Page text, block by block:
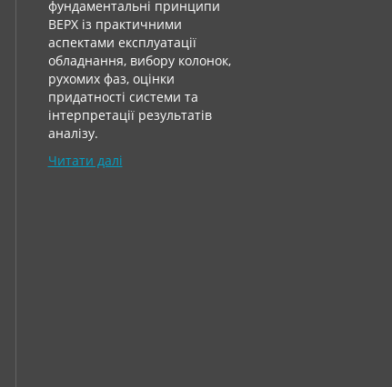
фундаментальні принципи
ВЕРХ із практичними
аспектами експлуатації
обладнання, вибору колонок,
рухомих фаз, оцінки
придатності системи та
інтерпретації результатів
аналізу.
Читати далі